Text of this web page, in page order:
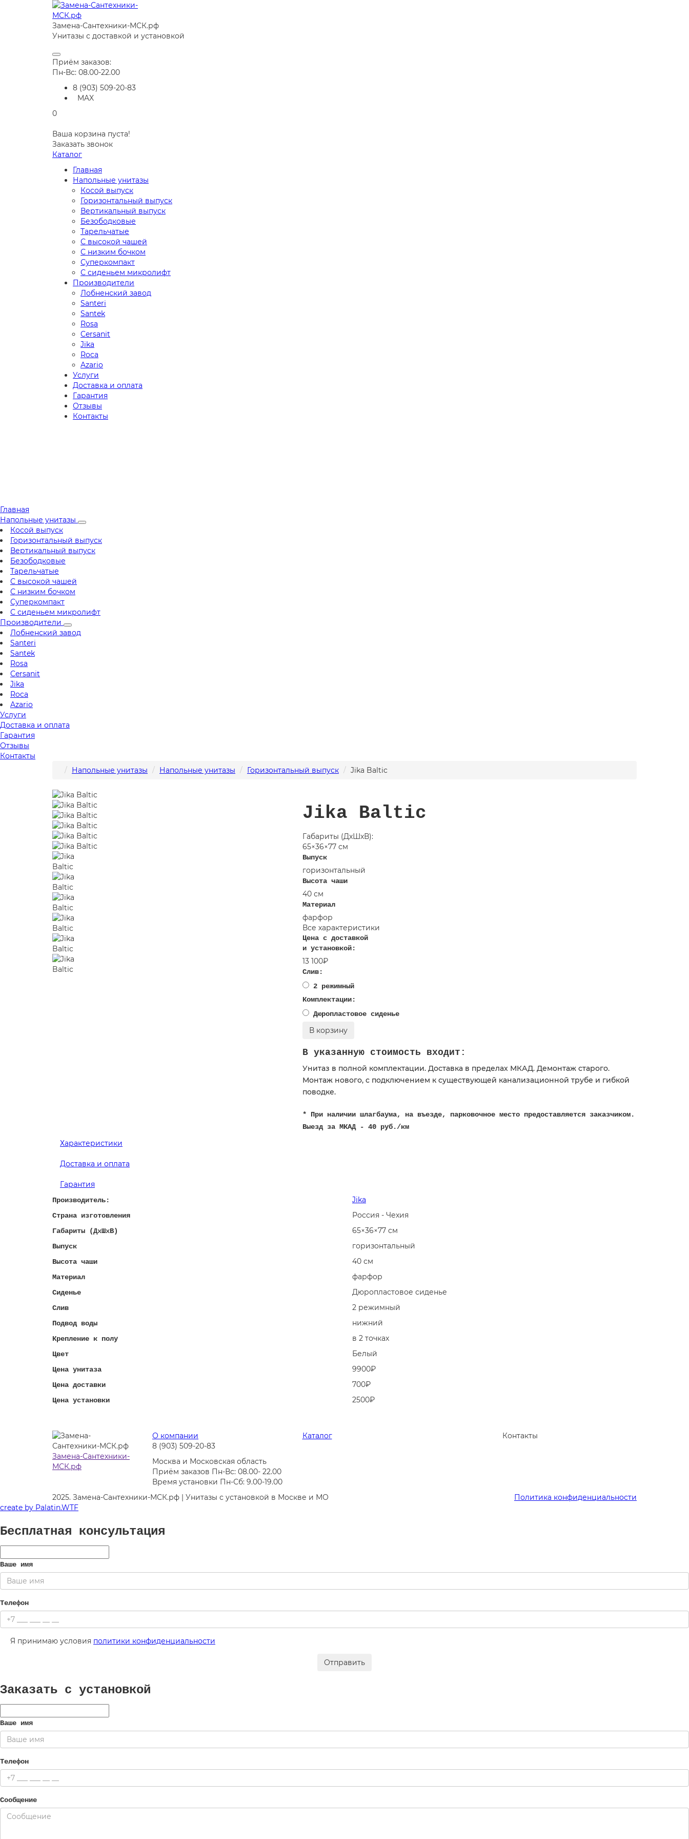
Замена-Сантехники-МСК.рф
Унитазы с доставкой и установкой
Приём заказов:
Пн-Вс: 08.00-22.00
8 (903) 509-20-83
MAX
0
Ваша корзина пуста!
Заказать звонок
Каталог
Главная
Напольные унитазы
Косой выпуск
Горизонтальный выпуск
Вертикальный выпуск
Безободковые
Тарельчатые
С высокой чашей
С низким бочком
Суперкомпакт
С сиденьем микролифт
Производители
Лобненский завод
Santeri
Santek
Rosa
Cersanit
Jika
Roca
Azario
Услуги
Доставка и оплата
Гарантия
Отзывы
Контакты
Главная
Напольные унитазы
Косой выпуск
Горизонтальный выпуск
Вертикальный выпуск
Безободковые
Тарельчатые
С высокой чашей
С низким бочком
Суперкомпакт
С сиденьем микролифт
Производители
Лобненский завод
Santeri
Santek
Rosa
Cersanit
Jika
Roca
Azario
Услуги
Доставка и оплата
Гарантия
Отзывы
Контакты
Напольные унитазы
Напольные унитазы Горизонтальный выпуск Jika Baltic
Jika Baltic
Габариты (ДхШхВ):
65×36×77 см
Выпуск
горизонтальный
Высота чаши
40 см
Материал
фарфор
Все характеристики
Цена с доставкой
и установкой:
13 100₽
Слив:
2 режимный
Комплектации:
Дюропластовое сиденье
В корзину
В указанную стоимость входит:
Унитаз в полной комплектации. Доставка в пределах МКАД. Демонтаж старого.
Монтаж нового, c подключением к существующей канализационной трубе и гибкой
поводке.
* При наличии шлагбаума, на въезде, парковочное место предоставляется заказчиком.
Выезд за МКАД - 40 руб./км
Характеристики
Доставка и оплата
Гарантия
Производитель: Jika
Страна изготовления Россия - Чехия
Габариты (ДхШхВ) 65×36×77 см
Выпуск горизонтальный
Высота чаши 40 см
Материал фарфор
Сиденье Дюропластовое сиденье
Слив 2 режимный
Подвод воды нижний
Крепление к полу в 2 точках
Цвет Белый
Цена унитаза 9900₽
Цена доставки 700₽
Цена установки 2500₽
Замена-Сантехники-
МСК.рф
О компании Каталог
Контакты
8 (903) 509-20-83
Москва и Московская область
Приём заказов Пн-Вс: 08.00- 22.00
Время установки Пн-Сб: 9.00-19.00
2025. Замена-Сантехники-МСК.рф | Унитазы с установкой в Москве и МО
Политика конфиденциальности
create by Palatin.WTF
Бесплатная консультация
Ваше имя
Телефон
Я принимаю условия политики конфиденциальности
Отправить
Заказать с установкой
Ваше имя
Телефон
Сообщение